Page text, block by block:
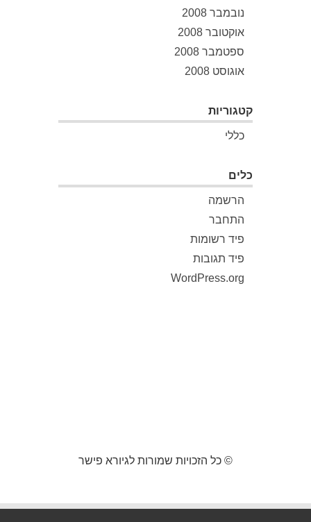
נובמבר 2008
אוקטובר 2008
ספטמבר 2008
אוגוסט 2008
קטגוריות
כללי
כלים
הרשמה
התחבר
פיד רשומות
פיד תגובות
WordPress.org
© כל הזכויות שמורות לגיורא פישר